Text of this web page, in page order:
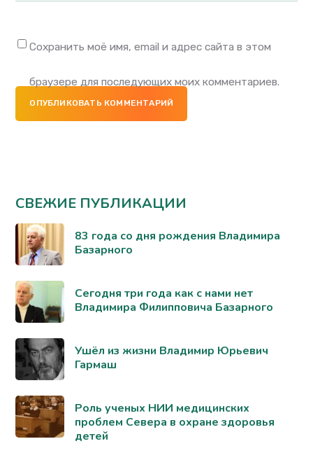
Сохранить моё имя, email и адрес сайта в этом
браузере для последующих моих комментариев.
ОПУБЛИКОВАТЬ КОММЕНТАРИЙ
СВЕЖИЕ ПУБЛИКАЦИИ
83 года со дня рождения Владимира
Базарного
Сегодня три года как с нами нет
Владимира Филипповича Базарного
Ушёл из жизни Владимир Юрьевич
Гармаш
Роль ученых НИИ медицинских
проблем Севера в охране здоровья
детей